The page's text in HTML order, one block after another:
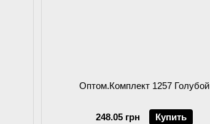
Оптом.Комплект 1257 Голубой
248.05 грн Купить